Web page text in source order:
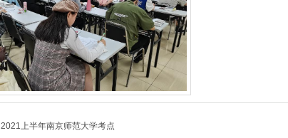
2021上半年南京师范大学考点